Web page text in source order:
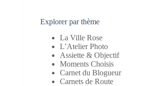
Explorer par thème
La Ville Rose
L’Atelier Photo
Assiette & Objectif
Moments Choisis
Carnet du Blogueur
Carnets de Route